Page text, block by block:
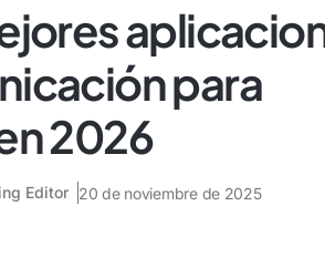
para
2026
Editor 20 de noviembre de 2025